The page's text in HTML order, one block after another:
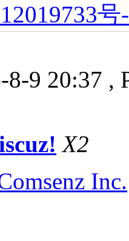
号
8-9 20:37 ,
X2
Inc.